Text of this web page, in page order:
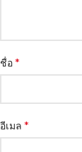
ชื่อ*
อีเมล *